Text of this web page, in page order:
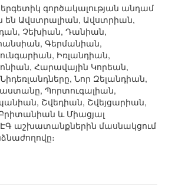
գործակալության անդամ
են Ավստրալիան, Ավստրիան,
Չեխիան, Դանիան,
Գերմանիան,
Իռլանդիան,
Հարավային Կորեան,
Նիդեռլանդները, Նոր Զելանդիան,
Պորտուգալիան,
Շվեդիան, Շվեյցարիան,
և Միացյալ
աշխատանքներին մասնակցում